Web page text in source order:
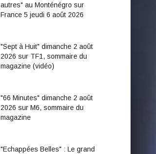
autres" au Monténégro sur
France 5 jeudi 6 août 2026
"Sept à Huit" dimanche 2 août
2026 sur TF1, sommaire du
magazine (vidéo)
"66 Minutes" dimanche 2 août
2026 sur M6, sommaire du
magazine
"Echappées Belles" : Le grand